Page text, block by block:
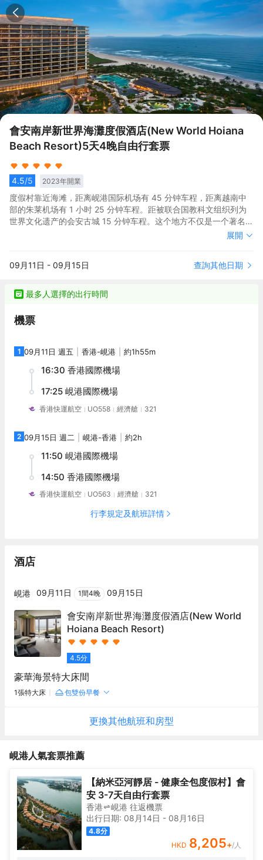
會安南岸新世界海灘度假酒店(New World Hoiana
Beach Resort)5天4晚自由行套票
4.5/5 2023年開業
度假村靠近海滩，距离岘港国际机场有 45 分钟车程，距离越南中
部的朱莱机场有 1 小时 25 分钟车程。距被联合国教科文组织列为
世界文化遗产的会安古城 15 分钟车程。这个地方不仅是一个著名的
旅游胜地，也是一个建筑群。<br>度假村拥有标准客房和高级客
往 The Commons，在轻松的氛围中享用方便的小吃和饮料，Blend
中央泳池旁的休闲空间，供选择享受日光浴、游泳的食客享用，全
致力于放松、恢复身心平衡的空间和体验。 Renew 复兴公共沐浴艺
术，结合身体磨砂和按摩，让身心恢复活力（2023 年 5 月开
Kid's Play 设计有室内和室外空间，有 13 个分区和课程，以补充传
发展智力和身体。海滩俱乐部被誉为僻静的绿洲，提供各种高级娱
乐活动，提供各种诱人的美食选择，周围环绕着中央游泳池景观的
清新空间（2023年7月开业）。
度假村靠近海滩，距离岘港国际机场有 45 分钟车程，距离越南中
旅游胜地，也是一个建筑群。<br>度假村拥有标准客房和高级客
从休闲舒适到美味现代，客人可以在度假村享受各种美食选择。前
by the sea 的灵感来自亚洲繁华的街头市场；或 Cove Bar & Grill
中央泳池旁的休闲空间，供选择享受日光浴、游泳的食客享用，全
致力于放松、恢复身心平衡的空间和体验。 Renew 复兴公共沐浴艺
业）。 Recharge是一家为运动爱好者提供专属空间的健身中心。
Kid's Play 设计有室内和室外空间，有 13 个分区和课程，以补充传
统手工艺村的知识，还有许多娱乐活动和私人泳池区，以帮助孩子
发展智力和身体。海滩俱乐部被誉为僻静的绿洲，提供各种高级娱
清新空间（2023年7月开业）。
展開
09月11日 - 09月15日 查詢其他日期
最多人選擇的出行時間
機票
1 09月11日 週五 香港-峴港 約1h55m
16:30 香港國際機場
17:25 峴港國際機場
香港快運航空 UO558 經濟艙 321
2 09月15日 週二 峴港-香港 約2h
11:50 峴港國際機場
14:50 香港國際機場
香港快運航空 UO563 經濟艙 321
行李規定及航班詳情
酒店
峴港 09月11日 1間4晚 09月15日
會安南岸新世界海灘度假酒店(New World
Hoiana Beach Resort)
4.5分
豪華海景特大床間
1張特大床 包雙份早餐
更換其他航班和房型
峴港人氣套票推薦
【納米亞河靜居 - 健康全包度假村】會
安 3-7天自由行套票
香港 峴港 往返機票
出行日期: 08月14日 - 08月16日
4.8分
HKD 8,205+/人